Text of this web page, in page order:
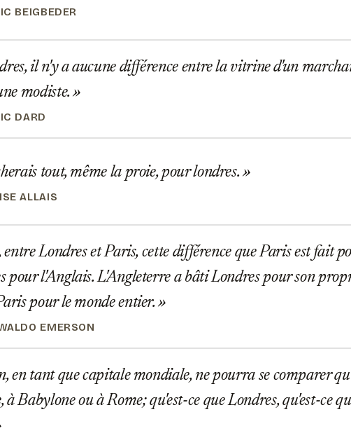
BEIGBEDER
il n'y a aucune différence entre la vitrine d'un
modiste.
DARD
tout, même la proie, pour londres.
ALLAIS
Londres et Paris, cette différence que Paris est fait
pour l'Anglais. L'Angleterre a bâti Londres pour son
pour le monde entier.
EMERSON
en tant que capitale mondiale, ne pourra se comparer
à Babylone ou à Rome; qu'est-ce que Londres, qu'est-ce